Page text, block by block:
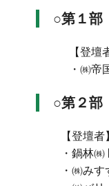
○第１部
【登壇者
・㈱帝国デ
○第２
【登壇者
・鍋林㈱ 医
・㈱みすず